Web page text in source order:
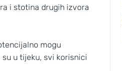
i stotina drugih izvora
mogu
u tijeku, svi korisnici